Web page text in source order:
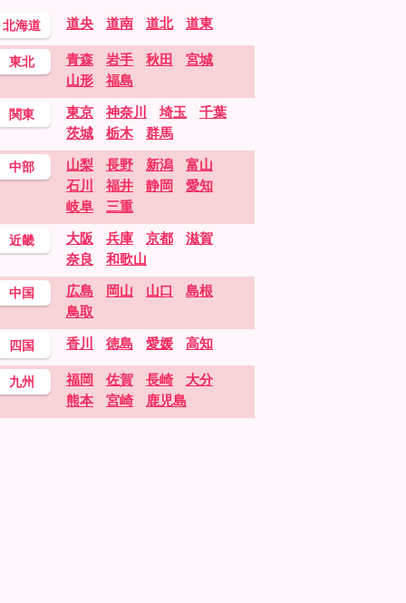
北海道 道央 道南 道北 道東
東北 青森 岩手 秋田
宮城
山形
福島
関東 東京 神奈川 埼玉
千葉
茨城
栃木 群馬
中部 山梨 長野 新潟
富山
石川
福井 静岡
愛知
岐阜
三重
近畿 大阪 兵庫 京都
滋賀
奈良
和歌山
中国 広島 岡山 山口
島根
鳥取
四国 香川 徳島 愛媛 高知
九州 福岡 佐賀 長崎
大分
熊本
宮崎 鹿児島